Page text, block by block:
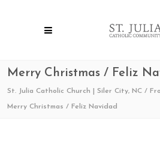
Merry Christmas / Feliz
St. Julia Catholic Church | Siler City, NC/
Merry Christmas / Feliz Navidad